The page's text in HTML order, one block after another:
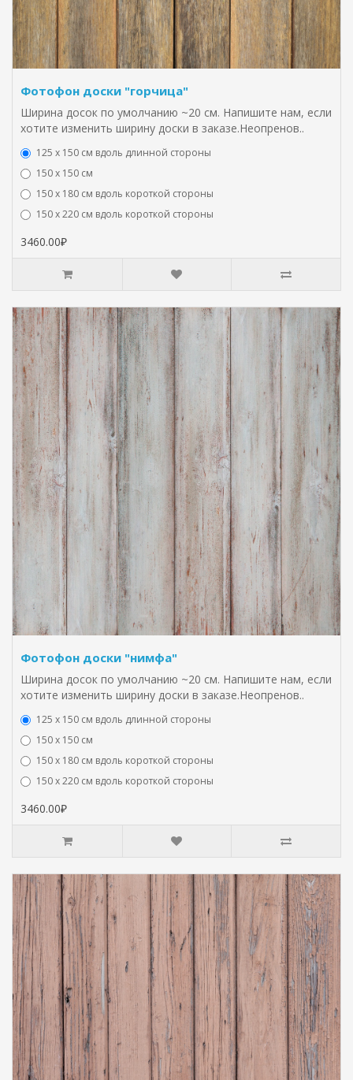
Фотофон доски "горчица"
Ширина досок по умолчанию ~20 см. Напишите нам, если
хотите изменить ширину доски в заказе.Неопренов..
125 х 150 см вдоль длинной стороны
150 х 150 см
150 х 180 см вдоль короткой стороны
150 х 220 см вдоль короткой стороны
3460.00₽
Фотофон доски "нимфа"
Ширина досок по умолчанию ~20 см. Напишите нам, если
хотите изменить ширину доски в заказе.Неопренов..
125 х 150 см вдоль длинной стороны
150 х 150 см
150 х 180 см вдоль короткой стороны
150 х 220 см вдоль короткой стороны
3460.00₽